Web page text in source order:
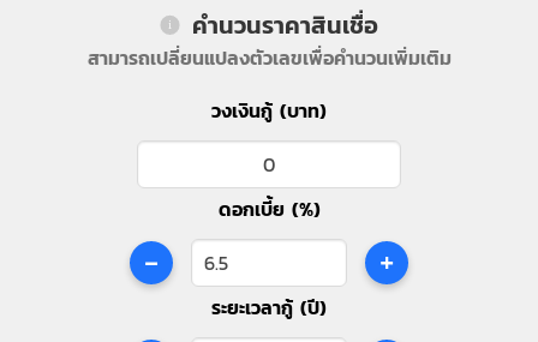
คำนวนราคาสินเชื่อ
สามารถเปลี่ยนแปลงตัวเลขเพื่อคำนวนเพิ่มเติม
วงเงินกู้ (บาท)
ดอกเบี้ย (%)
- +
ระยะเวลากู้ (ปี)